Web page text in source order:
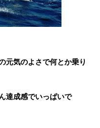
元気のよさで何とか乗り
達成感でいっぱいで